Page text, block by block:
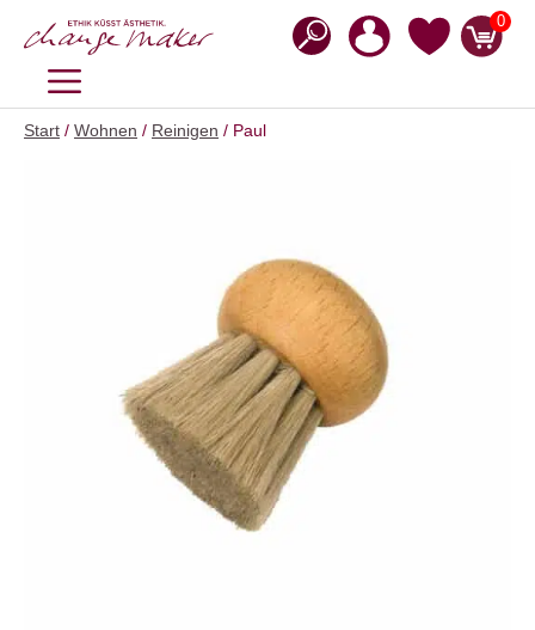
Inhalt
0
MENÜ
Start / Wohnen / Reinigen / Paul